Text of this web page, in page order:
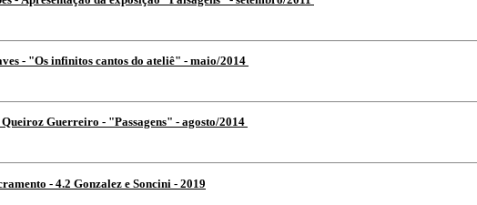
- "Os infinitos cantos do ateliê" - maio/2014
Guerreiro - "Passagens" - agosto/2014
- 4.2 Gonzalez e Soncini - 2019